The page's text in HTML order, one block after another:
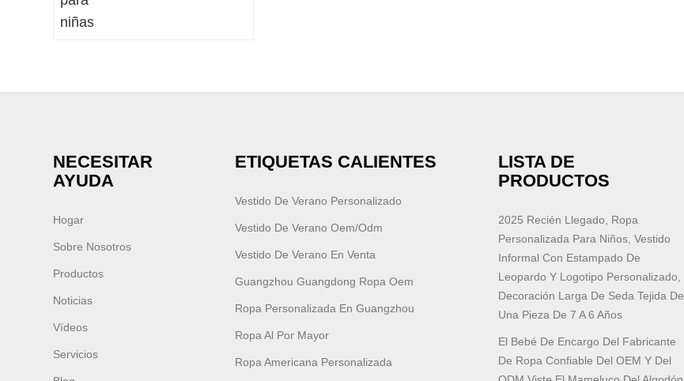
NECESITAR
AYUDA
Hogar
Sobre Nosotros
Productos
Noticias
Vídeos
Servicios
ETIQUETAS CALIENTES
Vestido De Verano Personalizado
Vestido De Verano Oem/odm
Vestido De Verano En Venta
Guangzhou Guangdong Ropa Oem
Ropa Personalizada En Guangzhou
Ropa Al Por Mayor
Ropa Americana Personalizada
LISTA DE
PRODUCTOS
2025 Recién Llegado, Ropa
Personalizada Para Niños, Vestido
Informal Con Estampado De
Leopardo Y Logotipo Personalizado,
Decoración Larga De Seda Tejida De
Una Pieza De 7 A 6 Años
El Bebé De Encargo Del Fabricante
De Ropa Confiable Del OEM Y Del